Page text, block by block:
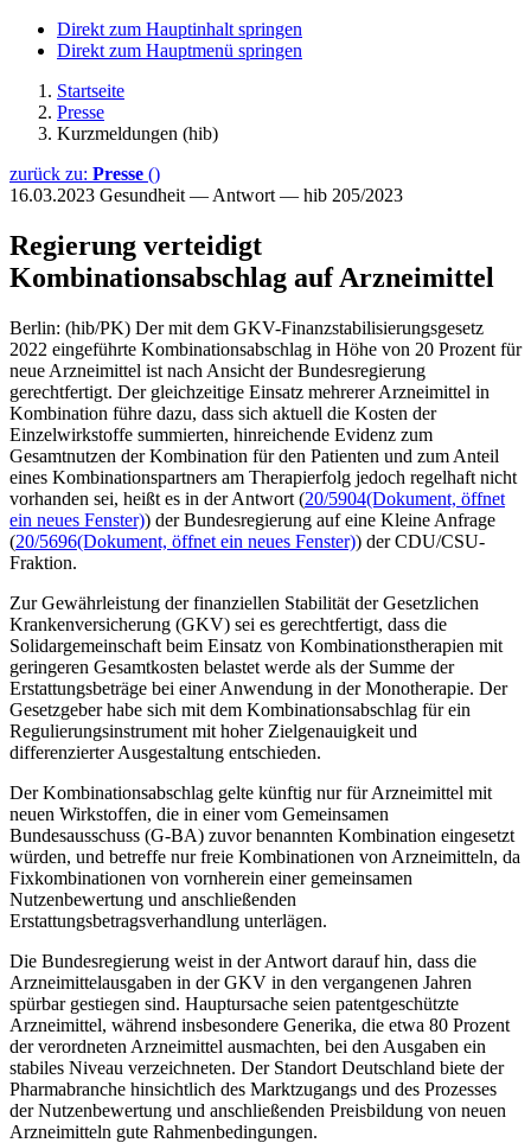
Direkt zum Hauptinhalt springen
Direkt zum Hauptmenü springen
Startseite
Presse
Kurzmeldungen (hib)
zurück zu: Presse ()
16.03.2023 Gesundheit — Antwort — hib 205/2023
Regierung verteidigt
Kombinationsabschlag auf Arzneimittel
Berlin: (hib/PK) Der mit dem GKV-Finanzstabilisierungsgesetz
2022 eingeführte Kombinationsabschlag in Höhe von 20 Prozent für
neue Arzneimittel ist nach Ansicht der Bundesregierung
gerechtfertigt. Der gleichzeitige Einsatz mehrerer Arzneimittel in
Kombination führe dazu, dass sich aktuell die Kosten der
Einzelwirkstoffe summierten, hinreichende Evidenz zum
Gesamtnutzen der Kombination für den Patienten und zum Anteil
eines Kombinationspartners am Therapierfolg jedoch regelhaft nicht
vorhanden sei, heißt es in der Antwort (20/5904(Dokument, öffnet
ein neues Fenster)) der Bundesregierung auf eine Kleine Anfrage
(20/5696(Dokument, öffnet ein neues Fenster)) der CDU/CSU-
Fraktion.
Zur Gewährleistung der finanziellen Stabilität der Gesetzlichen
Krankenversicherung (GKV) sei es gerechtfertigt, dass die
Solidargemeinschaft beim Einsatz von Kombinationstherapien mit
geringeren Gesamtkosten belastet werde als der Summe der
Erstattungsbeträge bei einer Anwendung in der Monotherapie. Der
Gesetzgeber habe sich mit dem Kombinationsabschlag für ein
Regulierungsinstrument mit hoher Zielgenauigkeit und
differenzierter Ausgestaltung entschieden.
Der Kombinationsabschlag gelte künftig nur für Arzneimittel mit
neuen Wirkstoffen, die in einer vom Gemeinsamen
Bundesausschuss (G-BA) zuvor benannten Kombination eingesetzt
würden, und betreffe nur freie Kombinationen von Arzneimitteln, da
Fixkombinationen von vornherein einer gemeinsamen
Nutzenbewertung und anschließenden
Erstattungsbetragsverhandlung unterlägen.
Die Bundesregierung weist in der Antwort darauf hin, dass die
Arzneimittelausgaben in der GKV in den vergangenen Jahren
spürbar gestiegen sind. Hauptursache seien patentgeschützte
Arzneimittel, während insbesondere Generika, die etwa 80 Prozent
der verordneten Arzneimittel ausmachten, bei den Ausgaben ein
stabiles Niveau verzeichneten. Der Standort Deutschland biete der
Pharmabranche hinsichtlich des Marktzugangs und des Prozesses
der Nutzenbewertung und anschließenden Preisbildung von neuen
Arzneimitteln gute Rahmenbedingungen.